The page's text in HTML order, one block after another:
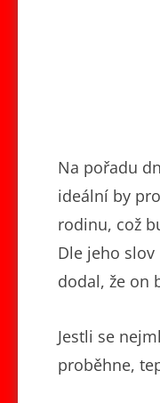
Na pořadu
ideální by
rodinu, což
Dle jeho
dodal, že on
Jestli se
proběhne,